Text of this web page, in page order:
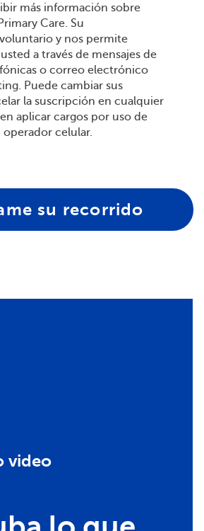
más información sobre
Care. Su
y nos permite
a través de mensajes de
o correo electrónico
Puede cambiar sus
la suscripción en cualquier
aplicar cargos por uso de
operador celular.
su recorrido
video